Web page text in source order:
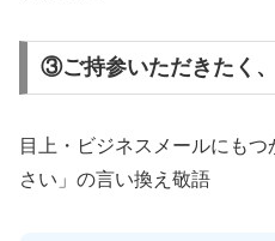
③ご持参いただきたく
目上・ビジネスメールにも
さい」の言い換え敬語